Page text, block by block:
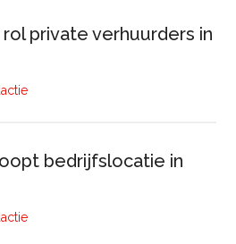
rol private verhuurders in
bedrijfslocatie in